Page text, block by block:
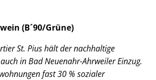
(B´90/Grüne)
St. Pius hält der nachhaltige
in Bad Neuenahr-Ahrweiler Einzug.
fast 30 % sozialer